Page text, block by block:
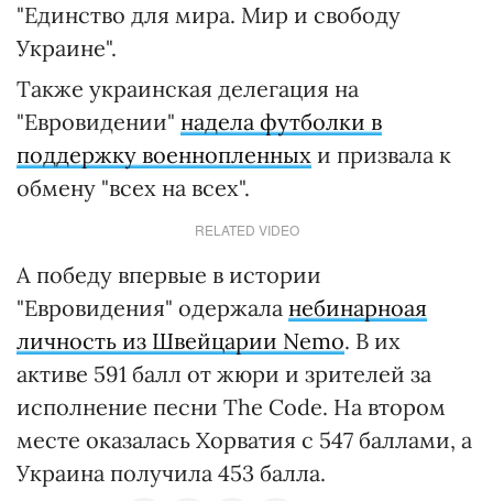
"Единство для мира. Мир и свободу
Украине".
Также украинская делегация на
"Евровидении" надела футболки в
поддержку военнопленных и призвала к
обмену "всех на всех".
RELATED VIDEO
А победу впервые в истории
"Евровидения" одержала небинарноая
личность из Швейцарии Nemo. В их
активе 591 балл от жюри и зрителей за
исполнение песни The Code. На втором
месте оказалась Хорватия с 547 баллами, а
Украина получила 453 балла.